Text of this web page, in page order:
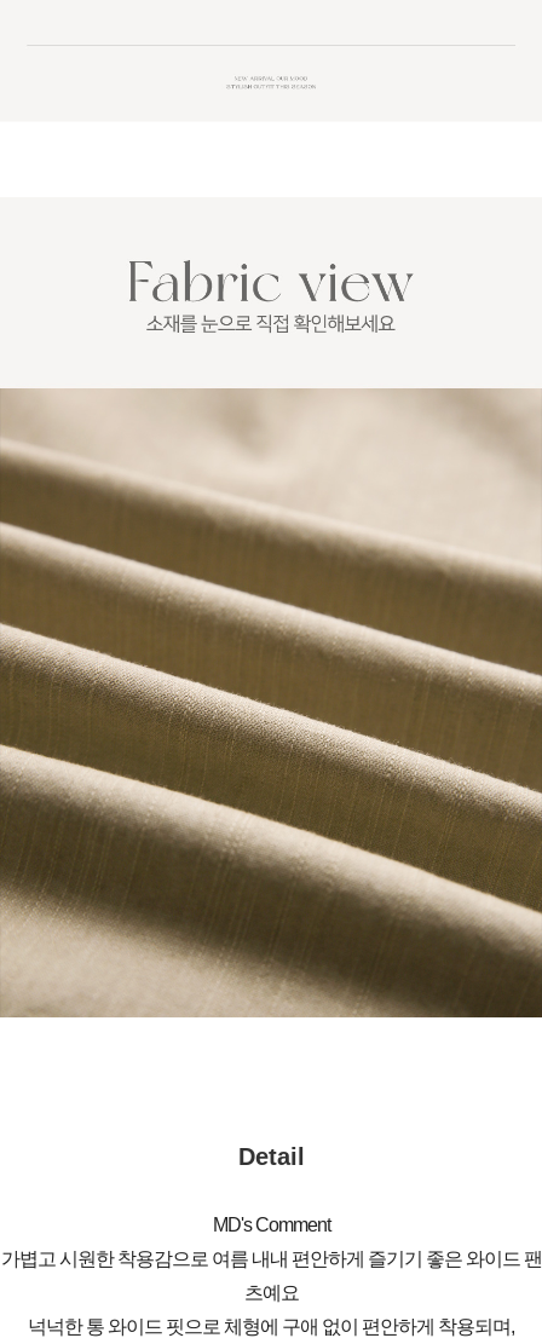
Detail
MD's Comment
가볍고 시원한 착용감으로 여름 내내 편안하게 즐기기 좋은 와이드 팬
츠예요
넉넉한 통 와이드 핏으로 체형에 구애 없이 편안하게 착용되며,